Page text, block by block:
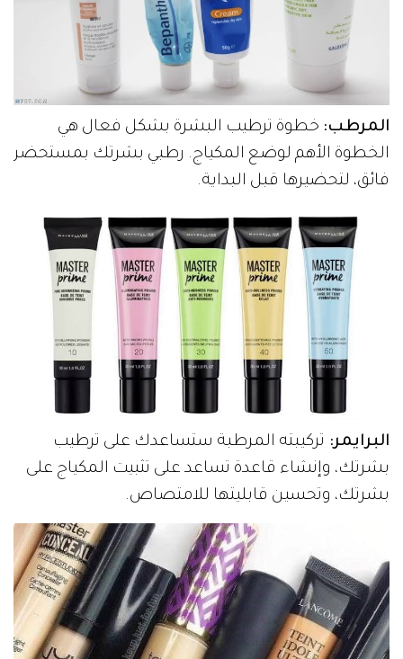
المرطب: خطوة ترطيب البشرة بشكل فعال هي
الخطوة الأهم لوضع المكياج. رطبي بشرتك بمستحضر
فائق، لتحضيرها قبل البداية.
البرايمر: تركيبته المرطبة ستساعدك على ترطيب
بشرتك، وإنشاء قاعدة تساعد على تثبيت المكياج على
بشرتك، وتحسين قابليتها للامتصاص.